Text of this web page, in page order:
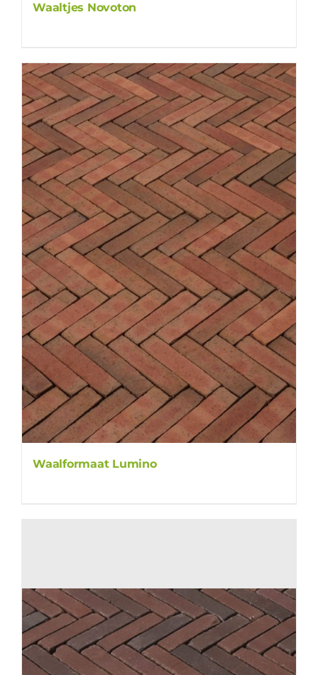
Waaltjes Novoton
Waalformaat Lumino